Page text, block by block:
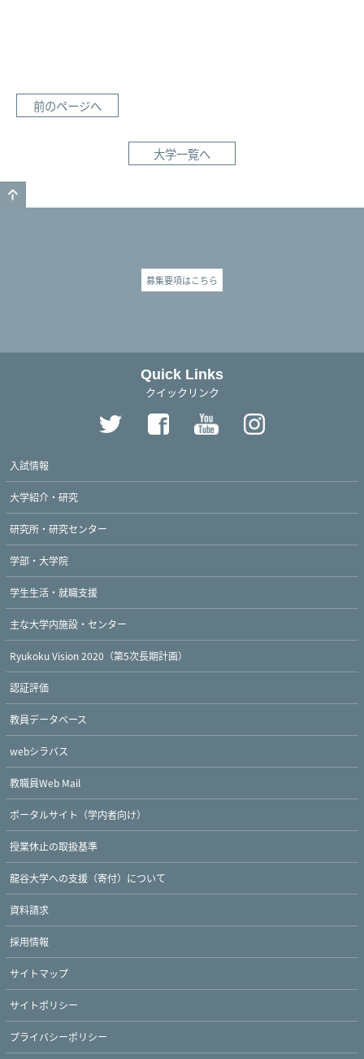
前のページへ
大学一覧へ
募集要項はこちら
Quick Links
クイックリンク
入試情報
大学紹介・研究
研究所・研究センター
学部・大学院
学生生活・就職支援
主な大学内施設・センター
Ryukoku Vision 2020（第5次長期計画）
認証評価
教員データベース
webシラバス
教職員Web Mail
ポータルサイト（学内者向け）
授業休止の取扱基準
龍谷大学への支援（寄付）について
資料請求
採用情報
サイトマップ
サイトポリシー
プライバシーポリシー